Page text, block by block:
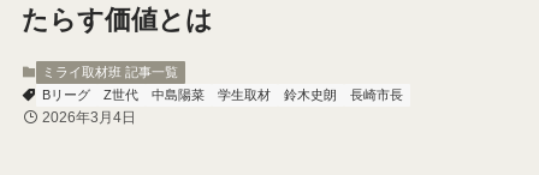
たらす価値とは
ミライ取材班 記事一覧
Bリーグ
Z世代 中島陽菜 学生取材 鈴木史朗 長崎市長
2026年3月4日